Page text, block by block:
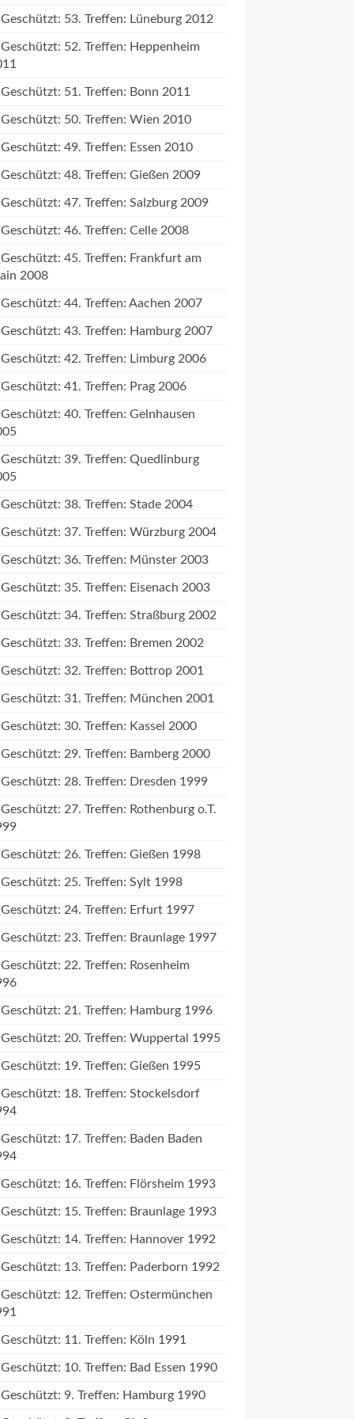
Geschützt: 53. Treffen: Lüneburg 2012
Geschützt: 52. Treffen: Heppenheim
Geschützt: 51. Treffen: Bonn 2011
Geschützt: 50. Treffen: Wien 2010
Geschützt: 49. Treffen: Essen 2010
Geschützt: 48. Treffen: Gießen 2009
Geschützt: 47. Treffen: Salzburg 2009
Geschützt: 46. Treffen: Celle 2008
Geschützt: 45. Treffen: Frankfurt am
2008
Geschützt: 44. Treffen: Aachen 2007
Geschützt: 43. Treffen: Hamburg 2007
Geschützt: 42. Treffen: Limburg 2006
Geschützt: 41. Treffen: Prag 2006
Geschützt: 40. Treffen: Gelnhausen
Geschützt: 39. Treffen: Quedlinburg
Geschützt: 38. Treffen: Stade 2004
Geschützt: 37. Treffen: Würzburg 2004
Geschützt: 36. Treffen: Münster 2003
Geschützt: 35. Treffen: Eisenach 2003
Geschützt: 34. Treffen: Straßburg 2002
Geschützt: 33. Treffen: Bremen 2002
Geschützt: 32. Treffen: Bottrop 2001
Geschützt: 31. Treffen: München 2001
Geschützt: 30. Treffen: Kassel 2000
Geschützt: 29. Treffen: Bamberg 2000
Geschützt: 28. Treffen: Dresden 1999
Geschützt: 27. Treffen: Rothenburg o.T.
Geschützt: 26. Treffen: Gießen 1998
Geschützt: 25. Treffen: Sylt 1998
Geschützt: 24. Treffen: Erfurt 1997
Geschützt: 23. Treffen: Braunlage 1997
Geschützt: 22. Treffen: Rosenheim
Geschützt: 21. Treffen: Hamburg 1996
Geschützt: 20. Treffen: Wuppertal 1995
Geschützt: 19. Treffen: Gießen 1995
Geschützt: 18. Treffen: Stockelsdorf
Geschützt: 17. Treffen: Baden Baden
Geschützt: 16. Treffen: Flörsheim 1993
Geschützt: 15. Treffen: Braunlage 1993
Geschützt: 14. Treffen: Hannover 1992
Geschützt: 13. Treffen: Paderborn 1992
Geschützt: 12. Treffen: Ostermünchen
Geschützt: 11. Treffen: Köln 1991
Geschützt: 10. Treffen: Bad Essen 1990
Geschützt: 9. Treffen: Hamburg 1990